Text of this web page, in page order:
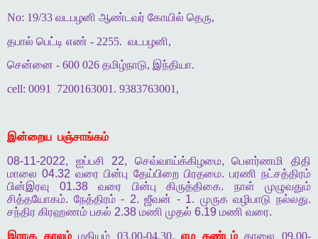
No: 19/33 வடபழனி ஆண்டவர் கோயில் தெரு,
தபால் பெட்டி எண் - 2255. வடபழனி,
சென்னை - 600 026 தமிழ்நாடு, இந்தியா.
cell: 0091
7200163001. 9383763001,
இன்றைய பஞ்சாங்கம்
08-11-2022, ஐப்பசி 22, செவ்வாய்க்கிழமை,பௌர்ணமி
திதி
மாலை 04.32வரை பின்பு தேய்பிறை பிரதமை. பரணி நட்சத்திரம்
பின்இரவு 01.38 வரை பின்பு கிருத்திகை. நாள்
முழுவதும்
சித்தயோகம். நேத்திரம்- 2.ஜீவன் - 1. முருக வழிபாடு நல்லது.
சந்திர கிரஹணம் பகல் 2.38 மணி முதல் 6.19 மணி வரை.
இராகு காலம்மதியம் 03.00-04.30,எம கண்டம்காலை 09.00-